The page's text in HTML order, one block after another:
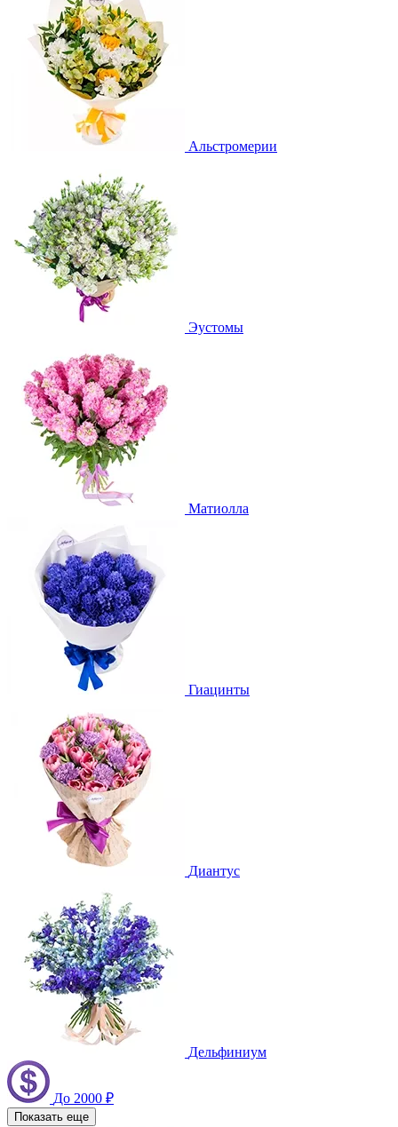
Альстромерии
Эустомы
Матиолла
Гиацинты
Диантус
Дельфиниум
До 2000 ₽
Показать еще